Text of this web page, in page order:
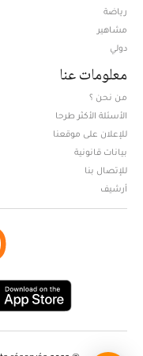
رياضة
مشاهير
دولي
معلومات عنا
من نحن ؟
الأسئلة الأكثر طرحا
للإعلان على موقعنا
بيانات قانونية
للإتصال بنا
أرشيف